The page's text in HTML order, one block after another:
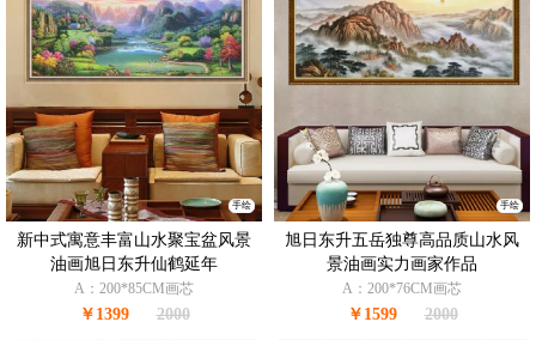
手绘
新中式寓意丰富山水聚宝盆风景
油画旭日东升仙鹤延年
A：200*85CM画芯
￥1399 2000
手绘
旭日东升五岳独尊高品质山水风
景油画实力画家作品
A：200*76CM画芯
￥1599 2000